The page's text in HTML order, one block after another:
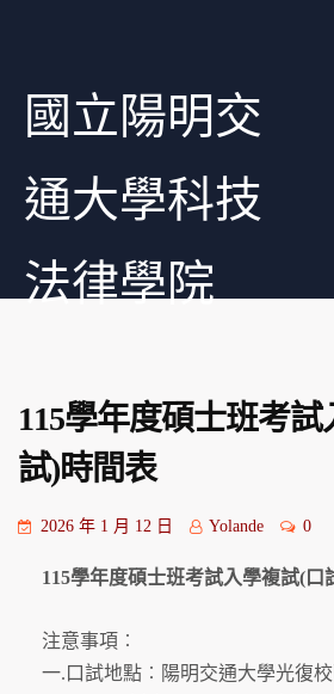
國立陽明交
通大學科技
法律學院
115學年度碩士班考試
試)時間表
2026 年 1 月 12 日 Yolande 0
115學年度碩士班考試入學複試(口
注意事項︰
一.口試地點︰陽明交通大學光復